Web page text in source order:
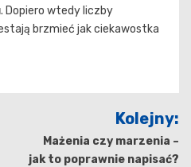
. Dopiero wtedy liczby
brzmieć jak ciekawostka
Kolejny:
Mażenia czy marzenia –
jak to poprawnie napisać?